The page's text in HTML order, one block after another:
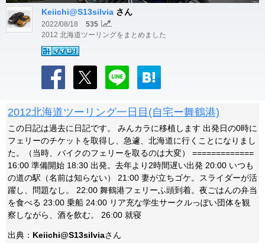
Keiichi@S13silvia さん
2022/08/18
535
2012 北海道ツーリングをまとめました
2012北海道ツーリング一日目(自宅ー舞鶴港)
この日記は過去に日記です。 みんカラに移植します 出発日の0時に
フェリーのチケットを取得し、急遽、北海道に行くことになりまし
た。（当時、バイクのフェリーを取るのは大変） =============
16:00 準備開始 18:30 出発。去年より2時間遅い出発 20:00 いつも
の道の駅（名前は知らない） 21:00 妻が立ちゴケ。スライダーが活
躍し、問題なし。 22:00 舞鶴港フェリーふ頭到着。夜ごはんの弁当
を食べる 23:00 乗船 24:00 リア充な学生サークルっぽい団体を観
察しながら、酒を飲む。 26:00 就寝
出典： Keiichi@S13silviaさん